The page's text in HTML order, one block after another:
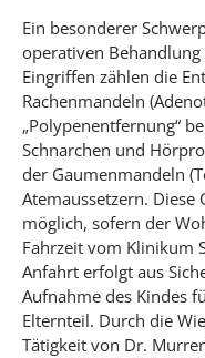
Ein besonderer
operativen
Eingriffen zählen die
Rachenmandeln
„Polypenentfernung“
Schnarchen und
der Gaumenmandeln
Atemaussetzern.
möglich, sofern der
Fahrzeit vom Klinikum
Anfahrt erfolgt aus
Aufnahme des Kindes
Elternteil. Durch die
Tätigkeit von Dr.